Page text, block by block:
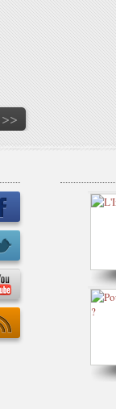
>>